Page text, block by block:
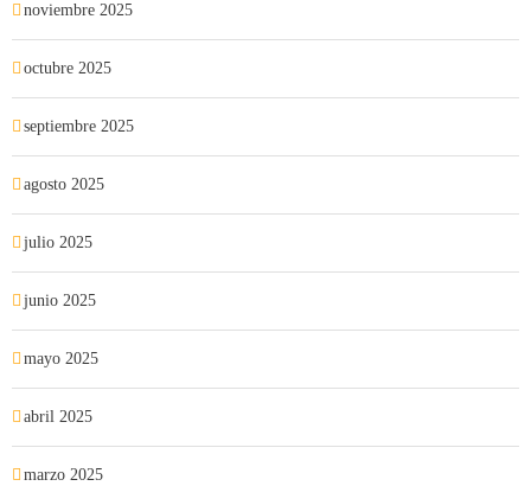
noviembre 2025
octubre 2025
septiembre 2025
agosto 2025
julio 2025
junio 2025
mayo 2025
abril 2025
marzo 2025